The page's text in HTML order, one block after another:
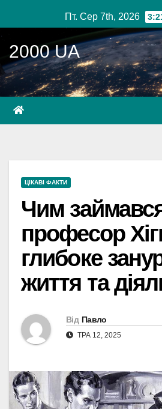
до
вмісту
Пт. Сер 7th, 2026
2000 UA
ЦІКАВІ ФАКТИ
Чим
професор
глибоке
життя та
Від Павло
ТРА 12, 2025